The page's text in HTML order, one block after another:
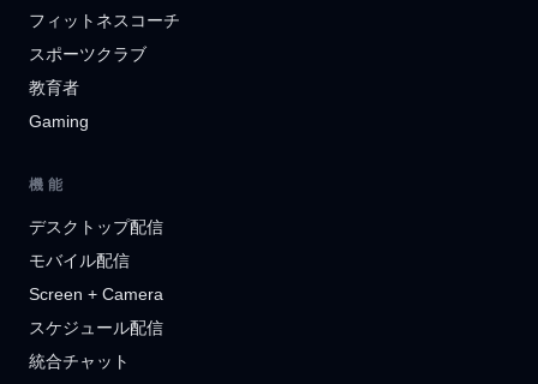
フィットネスコーチ
スポーツクラブ
教育者
Gaming
機能
デスクトップ配信
モバイル配信
Screen + Camera
スケジュール配信
統合チャット